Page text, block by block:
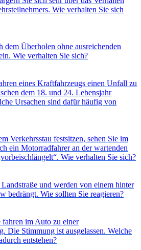
Wie verhalten Sie sich
dem Überholen ohne ausreichenden
Wie verhalten Sie sich?
eines Kraftfahrzeugs einen Unfall zu
dem 18. und 24. Lebensjahr
Ursachen sind dafür häufig von
Verkehrsstau festsitzen, sehen Sie im
ein Motorradfahrer an der wartenden
Wie verhalten Sie sich?
und werden von einem hinter
bedrängt. Wie sollten Sie reagieren?
im Auto zu einer
Die Stimmung ist ausgelassen. Welche
entstehen?